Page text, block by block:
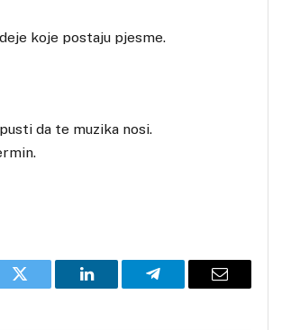
koje postaju pjesme.
da te muzika nosi.
Twitter LinkedIn Telegram Email